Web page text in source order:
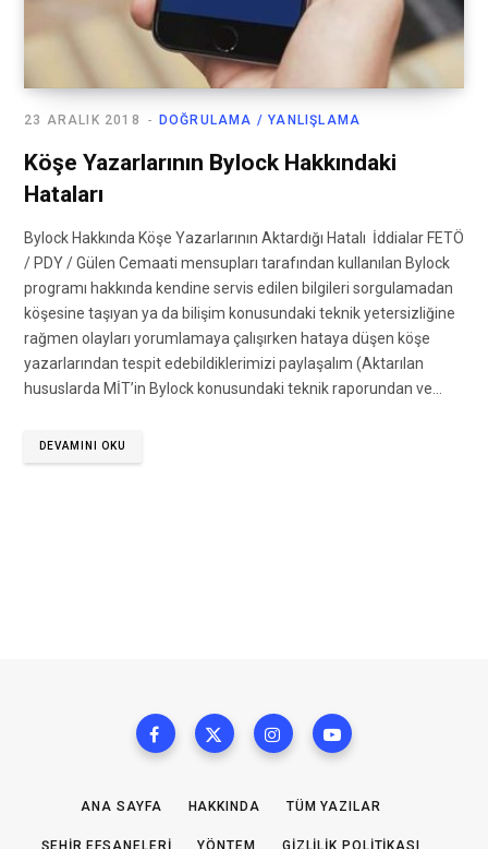
DOĞRULAMA / YANLIŞLAMA
23 ARALIK 2018
Köşe Yazarlarının Bylock Hakkındaki
Hataları
Bylock Hakkında Köşe Yazarlarının Aktardığı Hatalı İddialar FETÖ
/ PDY / Gülen Cemaati mensupları tarafından kullanılan Bylock
programı hakkında kendine servis edilen bilgileri sorgulamadan
köşesine taşıyan ya da bilişim konusundaki teknik yetersizliğine
rağmen olayları yorumlamaya çalışırken hataya düşen köşe
yazarlarından tespit edebildiklerimizi paylaşalım (Aktarılan
hususlarda MİT’in Bylock konusundaki teknik raporundan ve…
DEVAMINI OKU
ANA SAYFA HAKKINDA TÜM YAZILAR
ŞEHIR EFSANELERI YÖNTEM GIZLILIK POLITIKASI